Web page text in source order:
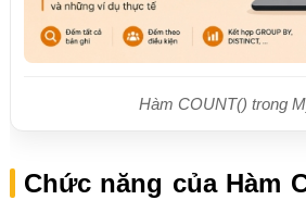
Hàm COUNT() trong
Chức năng của Hàm